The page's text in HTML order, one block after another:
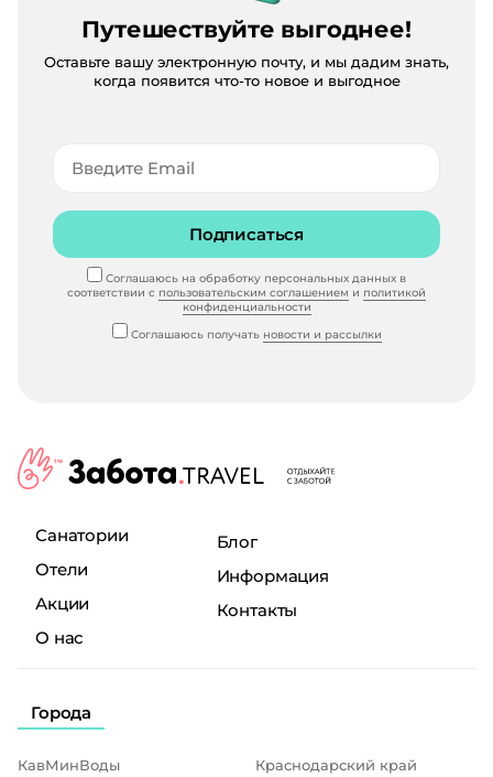
Путешествуйте выгоднее!
Оставьте вашу электронную почту, и мы дадим знать,
когда появится что-то новое и выгодное
Подписаться
Соглашаюсь на обработку персональных данных в
соответствии с пользовательским соглашением и политикой
конфиденциальности
Соглашаюсь получать новости и рассылки
Санатории
Отели
Акции
О нас
Блог
Информация
Контакты
Города
КавМинВоды
Краснодарский край